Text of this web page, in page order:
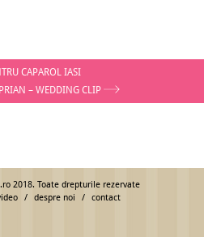
CAPAROL IASI
– WEDDING CLIP
2018. Toate drepturile rezervate
despre noi contact